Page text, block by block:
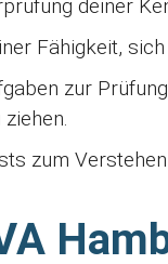
deiner
Fähigkeit,
zur
zum